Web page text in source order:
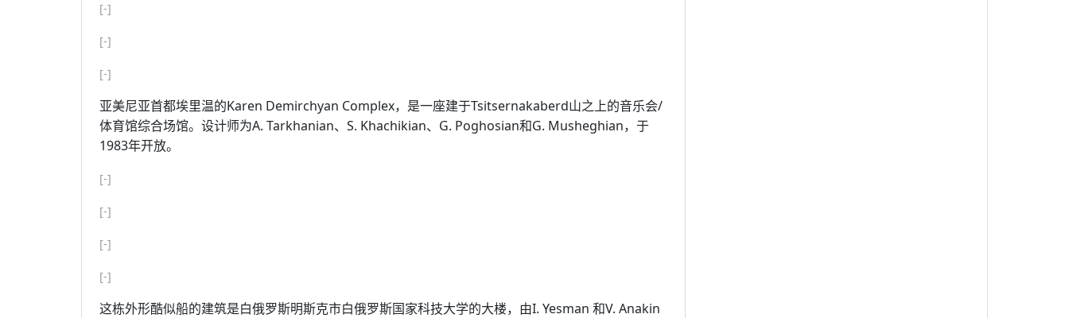
[-]
[-]
[-]
亚美尼亚首都埃里温的Karen Demirchyan Complex，是一座建于Tsitsernakaberd山之上的音乐会/
体育馆综合场馆。设计师为A. Tarkhanian、S. Khachikian、G. Poghosian和G. Musheghian，于
1983年开放。
[-]
[-]
[-]
[-]
这栋外形酷似船的建筑是白俄罗斯明斯克市白俄罗斯国家科技大学的大楼，由I. Yesman 和V. Anakin